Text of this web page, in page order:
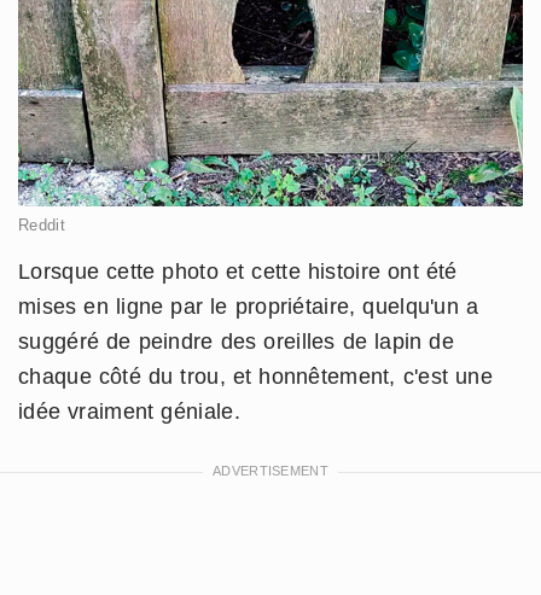
Reddit
Lorsque cette photo et cette histoire ont été
mises en ligne par le propriétaire, quelqu'un a
suggéré de peindre des oreilles de lapin de
chaque côté du trou, et honnêtement, c'est une
idée vraiment géniale.